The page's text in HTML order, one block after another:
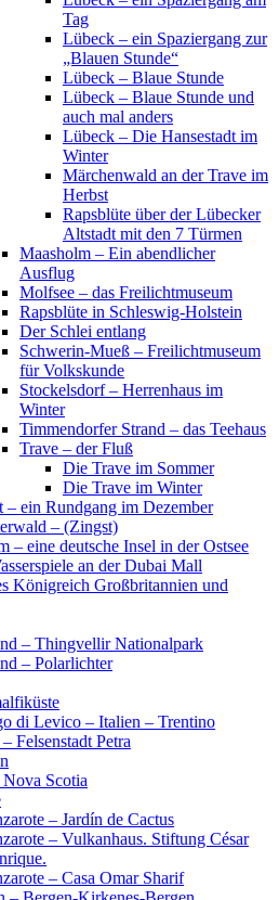
Tag
Lübeck – ein Spaziergang zur
„Blauen Stunde“
Lübeck – Blaue Stunde
Lübeck – Blaue Stunde und
auch mal anders
Lübeck – Die Hansestadt im
Winter
Märchenwald an der Trave im
Herbst
Rapsblüte über der Lübecker
Altstadt mit den 7 Türmen
Maasholm – Ein abendlicher
Ausflug
Molfsee – das Freilichtmuseum
Rapsblüte in Schleswig-Holstein
Der Schlei entlang
Schwerin-Mueß – Freilichtmuseum
für Volkskunde
Stockelsdorf – Herrenhaus im
Winter
Timmendorfer Strand – das Teehaus
Trave – der Fluß
Die Trave im Sommer
Die Trave im Winter
– ein Rundgang im Dezember
– (Zingst)
– eine deutsche Insel in der Ostsee
an der Dubai Mall
Königreich Großbritannien und
– Thingvellir Nationalpark
– Polarlichter
di Levico – Italien – Trentino
Felsenstadt Petra
Scotia
– Jardín de Cactus
– Vulkanhaus. Stiftung César
– Casa Omar Sharif